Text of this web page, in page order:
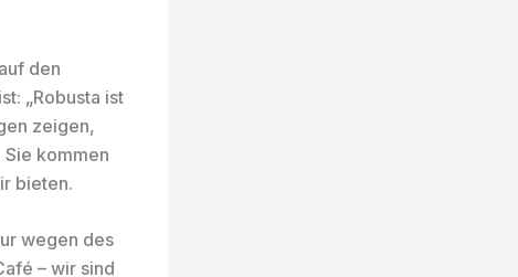
den
„Robusta ist
zeigen,
kommen
bieten.
wegen des
– wir sind